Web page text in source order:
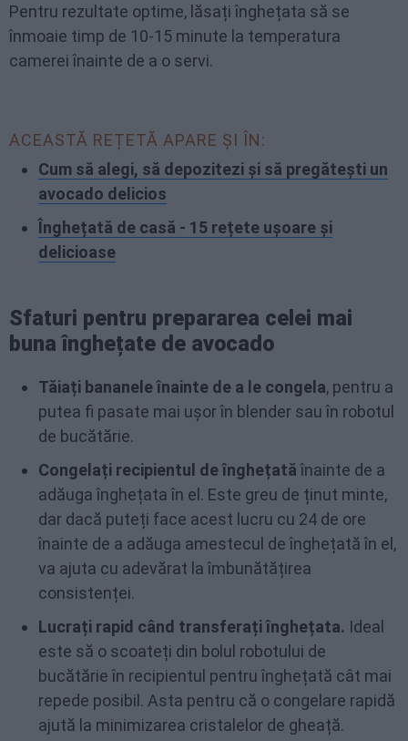
Pentru rezultate optime, lăsați înghețata să se
înmoaie timp de 10-15 minute la temperatura
camerei înainte de a o servi.
ACEASTĂ REȚETĂ APARE ȘI ÎN:
Cum să alegi, să depozitezi și să pregătești un
avocado delicios
Înghețată de casă - 15 rețete ușoare și
delicioase
Sfaturi pentru prepararea celei mai
buna înghețate de avocado
Tăiați bananele înainte de a le congela, pentru a
putea fi pasate mai ușor în blender sau în robotul
de bucătărie.
Congelați recipientul de înghețată înainte de a
adăuga înghețata în el. Este greu de ținut minte,
dar dacă puteți face acest lucru cu 24 de ore
înainte de a adăuga amestecul de înghețată în el,
va ajuta cu adevărat la îmbunătățirea
consistenței.
Lucrați rapid când transferați înghețata. Ideal
este să o scoateți din bolul robotului de
bucătărie în recipientul pentru înghețată cât mai
repede posibil. Asta pentru că o congelare rapidă
ajută la minimizarea cristalelor de gheață.